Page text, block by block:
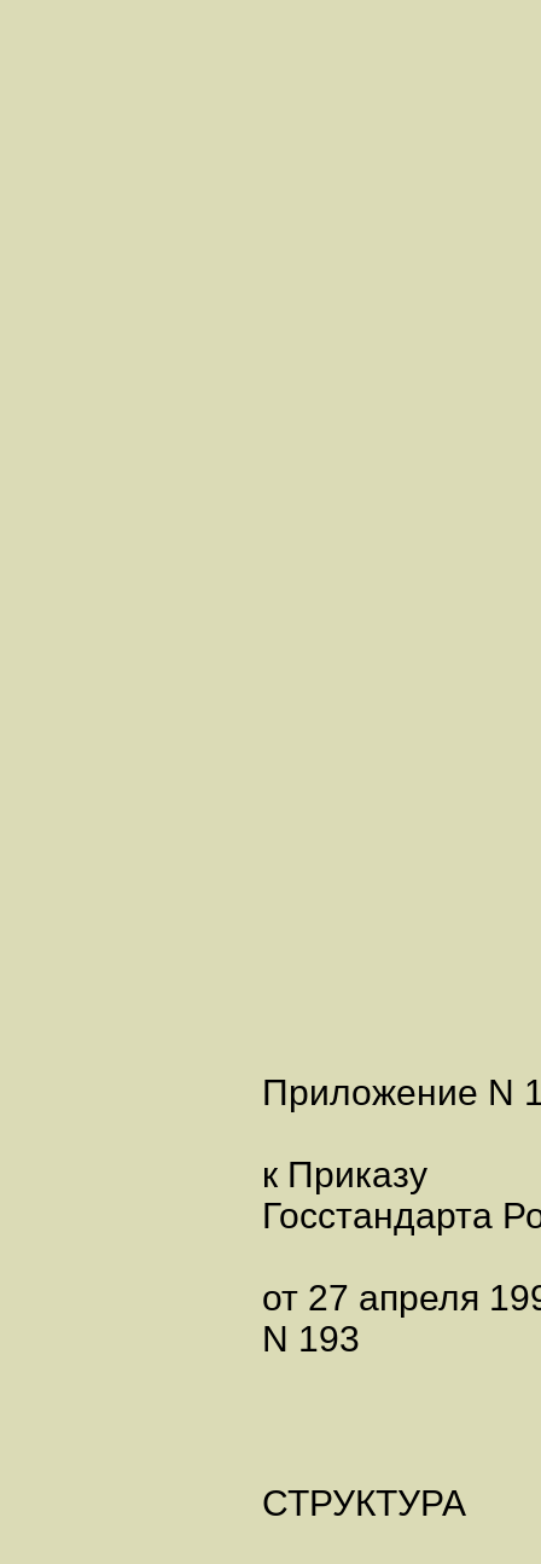
Приложение N
к Приказу
Госстандарта
от 27 апреля
N 193
СТРУКТУРА